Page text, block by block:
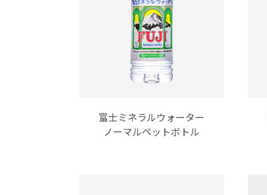
富士ミネラルウォーター
ノーマルペットボトル